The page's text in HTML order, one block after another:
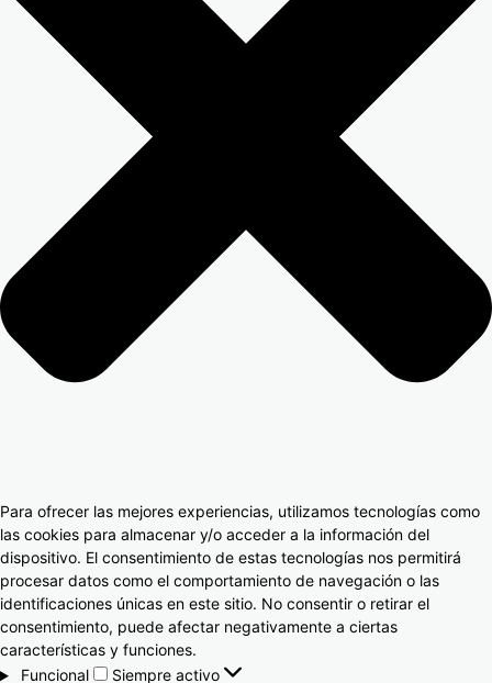
Para ofrecer las mejores experiencias, utilizamos tecnologías como
las cookies para almacenar y/o acceder a la información del
dispositivo. El consentimiento de estas tecnologías nos permitirá
procesar datos como el comportamiento de navegación o las
identificaciones únicas en este sitio. No consentir o retirar el
consentimiento, puede afectar negativamente a ciertas
características y funciones.
Funcional
Siempre activo